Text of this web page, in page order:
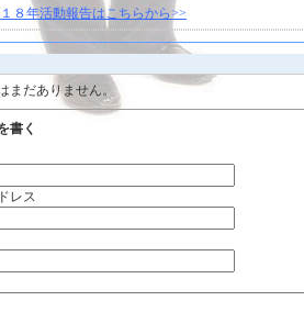
８年活動報告はこちらから>>
まだありません。
書く
レス